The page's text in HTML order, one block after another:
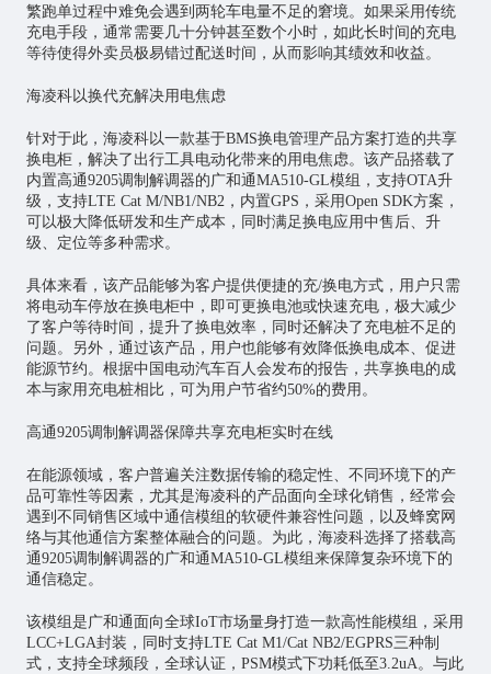
繁跑单过程中难免会遇到两轮车电量不足的窘境。如果采用传统
充电手段，通常需要几十分钟甚至数个小时，如此长时间的充电
等待使得外卖员极易错过配送时间，从而影响其绩效和收益。
海凌科以换代充解决用电焦虑
针对于此，海凌科以一款基于BMS换电管理产品方案打造的共享
换电柜，解决了出行工具电动化带来的用电焦虑。该产品搭载了
内置高通9205调制解调器的广和通MA510-GL模组，支持OTA升
级，支持LTE Cat M/NB1/NB2，内置GPS，采用Open SDK方案，
可以极大降低研发和生产成本，同时满足换电应用中售后、升
级、定位等多种需求。
具体来看，该产品能够为客户提供便捷的充/换电方式，用户只需
将电动车停放在换电柜中，即可更换电池或快速充电，极大减少
了客户等待时间，提升了换电效率，同时还解决了充电桩不足的
问题。另外，通过该产品，用户也能够有效降低换电成本、促进
能源节约。根据中国电动汽车百人会发布的报告，共享换电的成
本与家用充电桩相比，可为用户节省约50%的费用。
高通9205调制解调器保障共享充电柜实时在线
在能源领域，客户普遍关注数据传输的稳定性、不同环境下的产
品可靠性等因素，尤其是海凌科的产品面向全球化销售，经常会
遇到不同销售区域中通信模组的软硬件兼容性问题，以及蜂窝网
络与其他通信方案整体融合的问题。为此，海凌科选择了搭载高
通9205调制解调器的广和通MA510-GL模组来保障复杂环境下的
通信稳定。
该模组是广和通面向全球IoT市场量身打造一款高性能模组，采用
LCC+LGA封装，同时支持LTE Cat M1/Cat NB2/EGPRS三种制
式，支持全球频段，全球认证，PSM模式下功耗低至3.2uA。与此